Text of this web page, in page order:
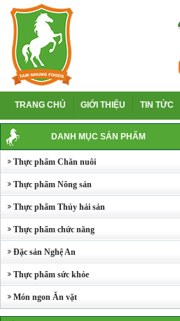
TRANG CHỦ GIỚI THIỆU TIN TỨC
DANH MỤC SẢN PHẨM
Thực phẩm Chăn nuôi
Thực phẩm Nông sản
Thực phẩm Thủy hải sản
Thực phẩm chức năng
Đặc sản Nghệ An
Thực phẩm sức khỏe
Món ngon Ăn vặt